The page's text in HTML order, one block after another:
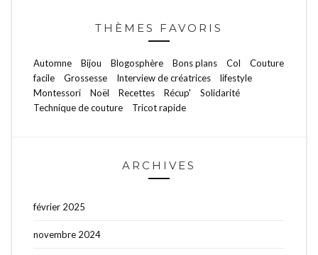
THÈMES FAVORIS
Automne Bijou Blogosphère Bons plans Col
Couture
facile
Grossesse Interview de créatrices
lifestyle
Montessori
Noël Recettes Récup'
Solidarité
Technique de couture
Tricot rapide
ARCHIVES
février 2025
novembre 2024